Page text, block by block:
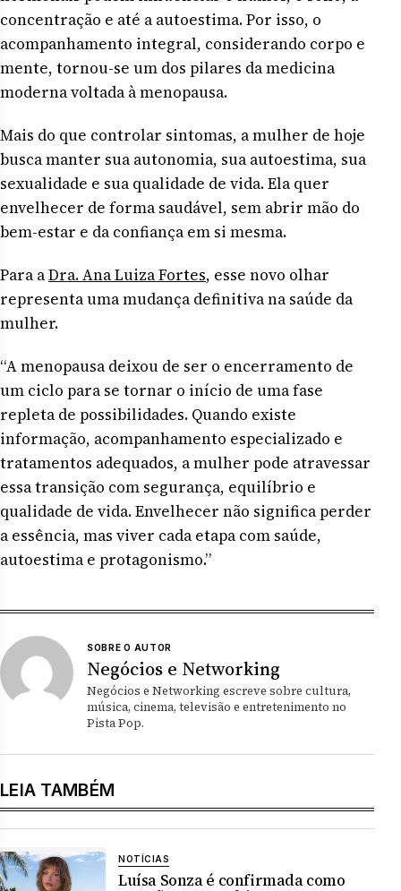
concentração e até a autoestima. Por isso, o
acompanhamento integral, considerando corpo e
mente, tornou-se um dos pilares da medicina
moderna voltada à menopausa.
Mais do que controlar sintomas, a mulher de hoje
busca manter sua autonomia, sua autoestima, sua
sexualidade e sua qualidade de vida. Ela quer
envelhecer de forma saudável, sem abrir mão do
bem-estar e da confiança em si mesma.
Para aDra. Ana Luiza Fortes, esse novo olhar
representa uma mudança definitiva na saúde da
mulher.
“A menopausa deixou de ser o encerramento de
um ciclo para se tornar o início de uma fase
repleta de possibilidades. Quando existe
informação, acompanhamento especializado e
tratamentos adequados, a mulher pode atravessar
essa transição com segurança, equilíbrio e
qualidade de vida. Envelhecer não significa perder
a essência, mas viver cada etapa com saúde,
autoestima e protagonismo.”
SOBRE O AUTOR
Negócios e Networking
Negócios e Networking escreve sobre cultura,
música, cinema, televisão e entretenimento no
Pista Pop.
LEIA TAMBÉM
NOTÍCIAS
Luísa Sonza é confirmada como